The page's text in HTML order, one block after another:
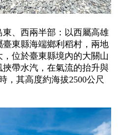
、西兩半部：以西屬高雄
東縣海端鄉利稻村，兩地
位於臺東縣境內的大關山
帶水汽，在氣流的抬升與
，其高度約海拔2500公尺